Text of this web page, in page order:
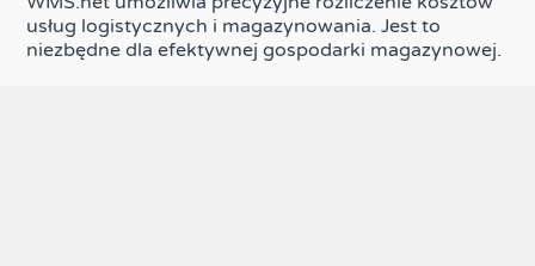
usług logistycznych i magazynowania. Jest to
niezbędne dla efektywnej gospodarki magazynowej.